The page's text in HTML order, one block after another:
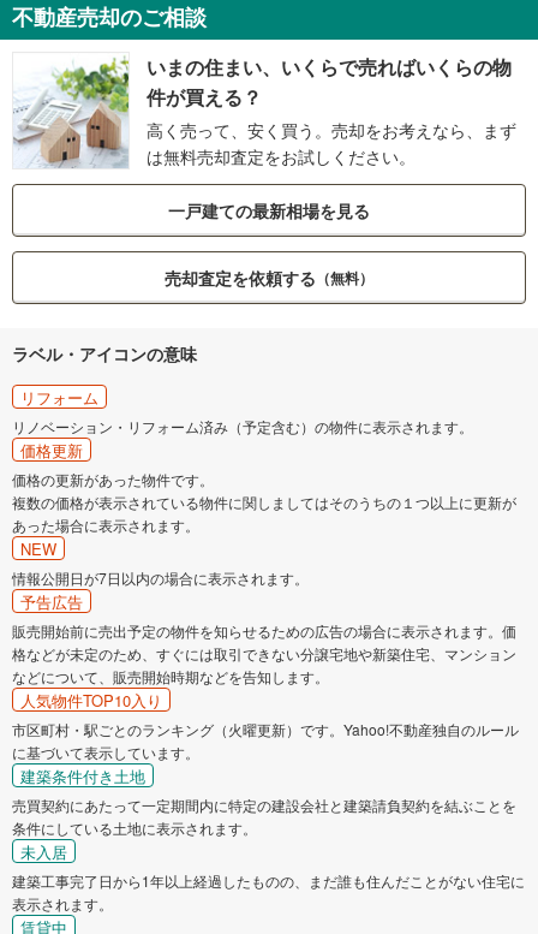
不動産売却のご相談
いまの住まい、いくらで売ればいくらの物
件が買える？
高く売って、安く買う。売却をお考えなら、まず
は無料売却査定をお試しください。
一戸建ての最新相場を見る
売却査定を依頼する （無料）
ラベル・アイコンの意味
リフォーム
リノベーション・リフォーム済み（予定含む）の物件に表示されます。
価格更新
価格の更新があった物件です。
複数の価格が表示されている物件に関しましてはそのうちの１つ以上に更新が
あった場合に表示されます。
NEW
情報公開日が7日以内の場合に表示されます。
予告広告
販売開始前に売出予定の物件を知らせるための広告の場合に表示されます。価
格などが未定のため、すぐには取引できない分譲宅地や新築住宅、マンション
などについて、販売開始時期などを告知します。
人気物件TOP10入り
市区町村・駅ごとのランキング（火曜更新）です。Yahoo!不動産独自のルール
に基づいて表示しています。
建築条件付き土地
売買契約にあたって一定期間内に特定の建設会社と建築請負契約を結ぶことを
条件にしている土地に表示されます。
未入居
建築工事完了日から1年以上経過したものの、まだ誰も住んだことがない住宅に
表示されます。
賃貸中